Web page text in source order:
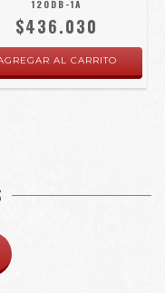
120DB-1A
$436.030